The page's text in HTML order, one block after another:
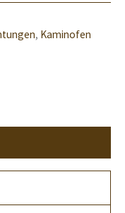
, Kaminofen